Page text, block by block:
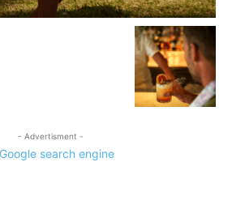
- Advertisment -